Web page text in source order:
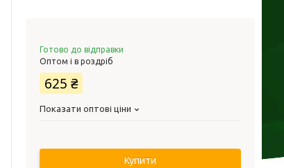
Готово до відправки
Оптом і в роздріб
625 ₴
Показати оптові ціни
Купити